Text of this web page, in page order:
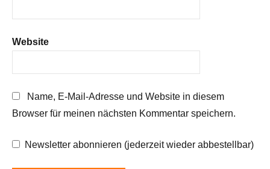
Website
Name, E-Mail-Adresse und Website in diesem
Browser für meinen nächsten Kommentar speichern.
Newsletter abonnieren (jederzeit wieder abbestellbar)